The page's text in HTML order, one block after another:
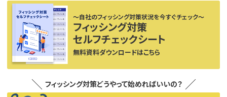
〜自社のフィッシング対策状況を今すぐチェック〜
フィッシング対策
セルフチェックシート
無料資料ダウンロードはこちら
フィッシング対策どうやって始めればいいの？